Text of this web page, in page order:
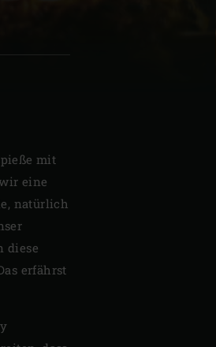
mit
eine
natürlich
diese
erfährst